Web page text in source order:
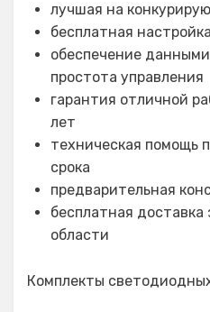
лучшая на
бесплатная настройка
обеспечение
простота управления
гарантия отличной
лет
техническая помощь
срока
предварительная
бесплатная доставка
области
Комплекты